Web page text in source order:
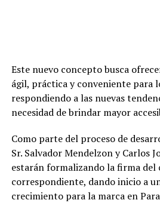
Este nuevo concepto busca
ágil, práctica y conveniente para
respondiendo a las nuevas
necesidad de brindar mayor
Como parte del proceso de
Sr. Salvador Mendelzon y Carlos
estarán formalizando la firma
correspondiente, dando inicio a
crecimiento para la marca en